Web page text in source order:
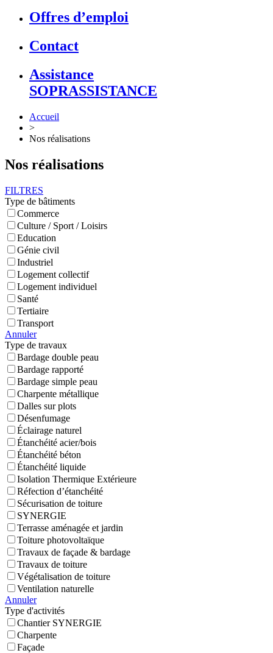
Offres d’emploi
Contact
Assistance
SOPRASSISTANCE
Accueil
>
Nos réalisations
Nos réalisations
FILTRES
Type de bâtiments
Commerce
Culture / Sport / Loisirs
Education
Génie civil
Industriel
Logement collectif
Logement individuel
Santé
Tertiaire
Transport
Annuler
Type de travaux
Bardage double peau
Bardage rapporté
Bardage simple peau
Charpente métallique
Dalles sur plots
Désenfumage
Éclairage naturel
Étanchéité acier/bois
Étanchéité béton
Étanchéité liquide
Isolation Thermique Extérieure
Réfection d’étanchéité
Sécurisation de toiture
SYNERGIE
Terrasse aménagée et jardin
Toiture photovoltaïque
Travaux de façade & bardage
Travaux de toiture
Végétalisation de toiture
Ventilation naturelle
Annuler
Type d'activités
Chantier SYNERGIE
Charpente
Façade